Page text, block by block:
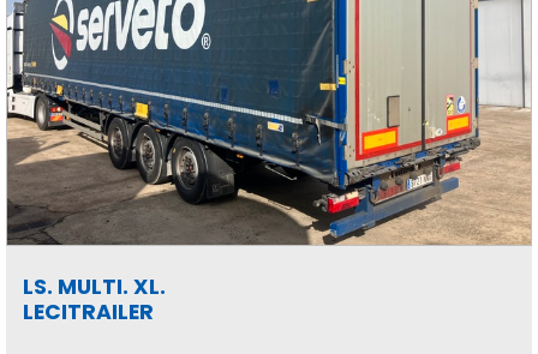
LS. MULTI. XL.
LECITRAILER